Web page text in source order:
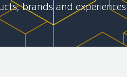
brands and experiences